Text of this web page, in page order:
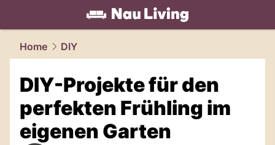
living.NAU.ch
Home DIY
DIY-Projekte für den
perfekten Frühling im
eigenen Garten